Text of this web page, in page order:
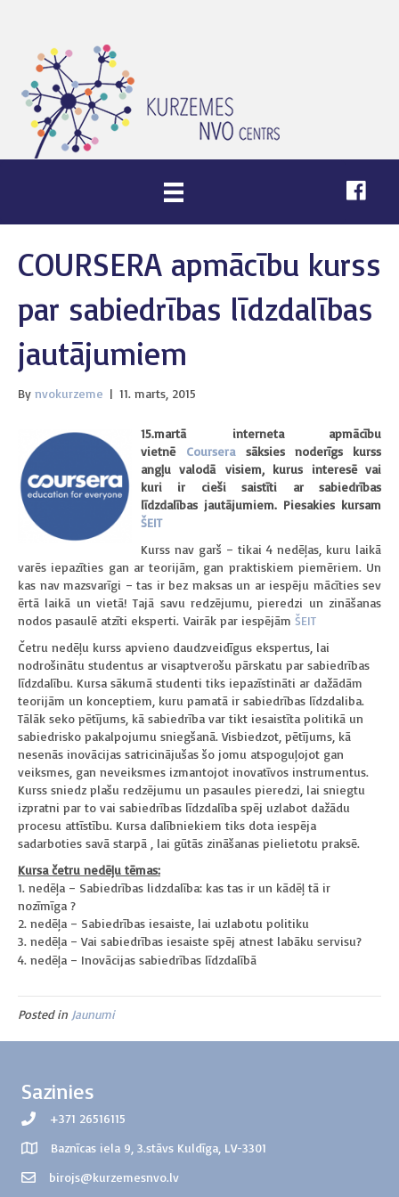
COURSERA apmācību kurss
par sabiedrības līdzdalības
jautājumiem
By nvokurzeme | 11. marts, 2015
15.martā interneta apmācību
vietnē Coursera sāksies noderīgs kurss
angļu valodā visiem, kurus interesē vai
kuri ir cieši saistīti ar sabiedrības
līdzdalības jautājumiem. Piesakies kursam
ŠEIT
Kurss nav garš – tikai 4 nedēļas, kuru laikā
varēs iepazīties gan ar teorijām, gan praktiskiem piemēriem. Un
kas nav mazsvarīgi – tas ir bez maksas un ar iespēju mācīties sev
ērtā laikā un vietā! Tajā savu redzējumu, pieredzi un zināšanas
nodos pasaulē atzīti eksperti. Vairāk par iespējām ŠEIT
Četru nedēļu kurss apvieno daudzveidīgus ekspertus, lai
nodrošinātu studentus ar visaptverošu pārskatu par sabiedrības
līdzdalību. Kursa sākumā studenti tiks iepazīstināti ar dažādām
teorijām un konceptiem, kuru pamatā ir sabiedrības līdzdaliba.
Tālāk seko pētījums, kā sabiedrība var tikt iesaistīta politikā un
sabiedrisko pakalpojumu sniegšanā. Visbiedzot, pētījums, kā
nesenās inovācijas satricinājušas šo jomu atspoguļojot gan
veiksmes, gan neveiksmes izmantojot inovatīvos instrumentus.
Kurss sniedz plašu redzējumu un pasaules pieredzi, lai sniegtu
izpratni par to vai sabiedrības līdzdalība spēj uzlabot dažādu
procesu attīstību. Kursa dalībniekiem tiks dota iespēja
sadarboties savā starpā , lai gūtās zināšanas pielietotu praksē.
Kursa četru nedēļu tēmas:
1. nedēļa – Sabiedrības lidzdalība: kas tas ir un kādēļ tā ir
nozīmīga ?
2. nedēļa – Sabiedrības iesaiste, lai uzlabotu politiku
3. nedēļa – Vai sabiedrības iesaiste spēj atnest labāku servisu?
4. nedēļa – Inovācijas sabiedrības līdzdalībā
Posted in Jaunumi
Sazinies
+371 26516115
Baznīcas iela 9, 3.stāvs Kuldīga, LV-3301
birojs@kurzemesnvo.lv